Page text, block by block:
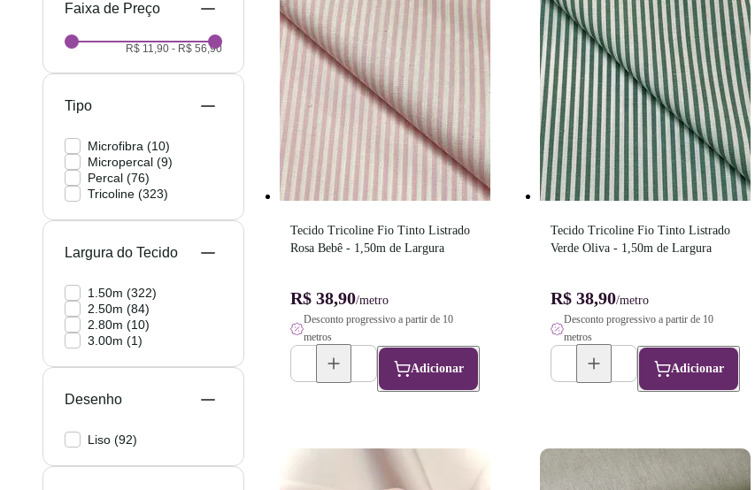
Preço
R$ 11,90 - R$ 56,90
Tipo
Microfibra (10)
Micropercal (9)
Percal (76)
Tricoline (323)
Largura do Tecido
1.50m (322)
2.50m (84)
2.80m (10)
3.00m (1)
Desenho
Liso (92)
Tecido Tricoline Fio Tinto Listrado
Rosa Bebê - 1,50m de Largura
R$ 38,90/metro
Desconto progressivo a partir de 10
metros
Adicionar
Tecido Tricoline Fio Tinto Listrado
Verde Oliva - 1,50m de Largura
R$ 38,90/metro
Desconto progressivo a partir de 10
metros
Adicionar